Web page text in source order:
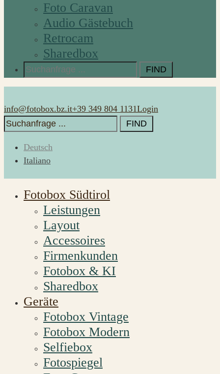
Foto Caravan
Audio Gästebuch
Retrocam
Sharedbox
Search
for:
info@fotobox.bz.it+39 349 804 1131Login
Search
for:
Deutsch
Italiano
Fotobox Südtirol
Leistungen
Layout
Accessoires
Firmenkunden
Fotobox & KI
Sharedbox
Geräte
Fotobox Vintage
Fotobox Modern
Selfiebox
Fotospiegel